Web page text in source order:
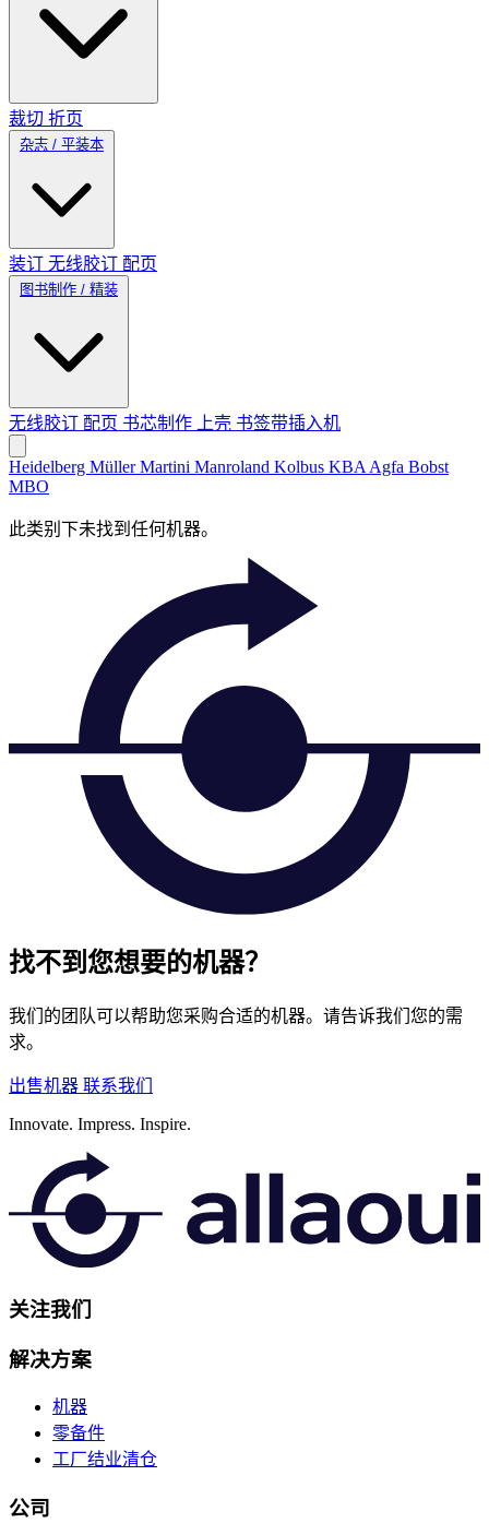
裁切 折页
杂志 / 平装本
装订 无线胶订 配页
图书制作 / 精装
无线胶订 配页 书芯制作 上壳 书签带插入机
Heidelberg Müller Martini Manroland Kolbus KBA Agfa Bobst
MBO
此类别下未找到任何机器。
找不到您想要的机器？
我们的团队可以帮助您采购合适的机器。请告诉我们您的需
求。
出售机器 联系我们
Innovate. Impress. Inspire.
关注我们
解决方案
机器
零备件
工厂结业清仓
公司